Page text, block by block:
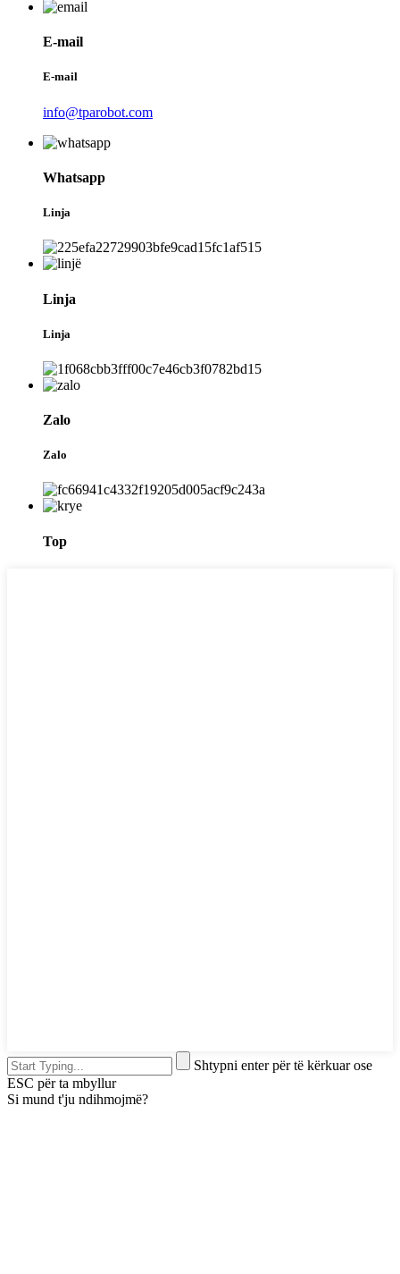
E-mail
E-mail
info@tparobot.com
Whatsapp
Linja
Linja
Linja
Zalo
Zalo
Top
Shtypni enter për të kërkuar ose
ESC për ta mbyllur
Si mund t'ju ndihmojmë?